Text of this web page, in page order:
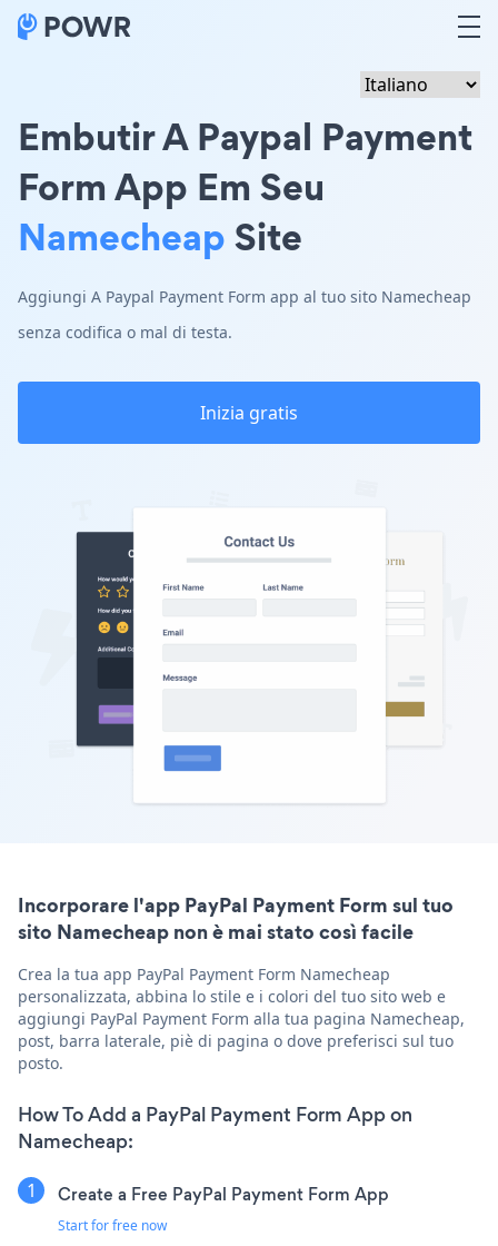
Embutir A Paypal Payment
Form App Em Seu
NamecheapSite
Aggiungi A Paypal Payment Form app al tuo sito Namecheap
senza codifica o mal di testa.
Inizia gratis
Incorporare l'app PayPal Payment Form sul tuo
sito Namecheap non è mai stato così facile
Crea la tua app PayPal Payment Form Namecheap
personalizzata, abbina lo stile e i colori del tuo sito web e
aggiungi PayPal Payment Form alla tua pagina Namecheap,
post, barra laterale, piè di pagina o dove preferisci sul tuo
posto.
How To Add a PayPal Payment Form App on
Namecheap:
Create a Free PayPal Payment Form App
Start for free now